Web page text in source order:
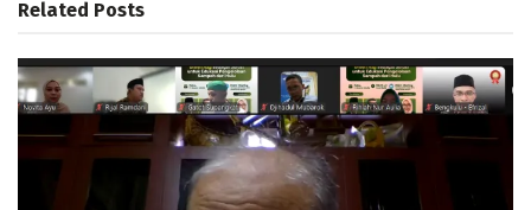
Related Posts